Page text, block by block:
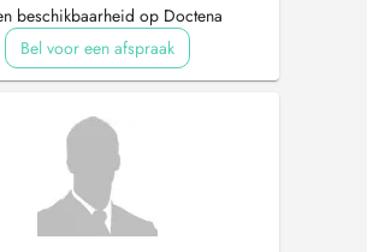
beschikbaarheid op Doctena
Bel voor een afspraak